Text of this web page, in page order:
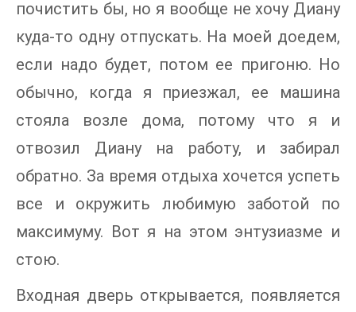
почистить бы, но я вообще не хочу Диану
куда-то одну отпускать. На моей доедем,
если надо будет, потом ее пригоню. Но
обычно, когда я приезжал, ее машина
стояла возле дома, потому что я и
отвозил Диану на работу, и забирал
обратно. За время отдыха хочется успеть
все и окружить любимую заботой по
максимуму. Вот я на этом энтузиазме и
стою.
Входная дверь открывается, появляется